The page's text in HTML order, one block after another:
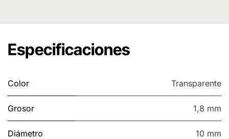
Especificaciones
Color Transparente
Grosor 1,8 mm
Diámetro 10 mm